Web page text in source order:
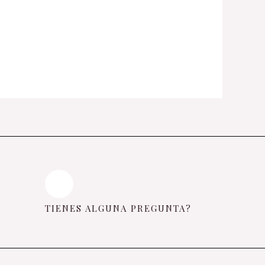
TIENES ALGUNA PREGUNTA?